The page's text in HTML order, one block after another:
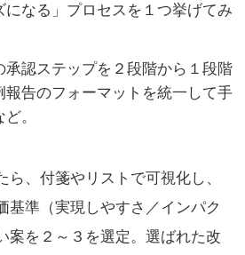
になる」プロセスを１つ挙げてみ
承認ステップを２段階から１段階
報告のフォーマットを統一して手
。
ら、付箋やリストで可視化し、
基準（実現しやすさ／インパク
案を２～３を選定。選ばれた改